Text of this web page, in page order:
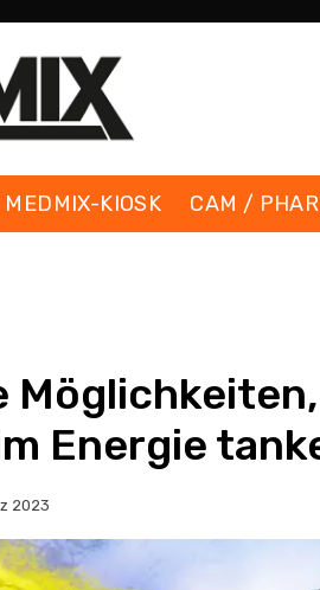
MEDMIX-KIOSK CAM /
Energie
2023